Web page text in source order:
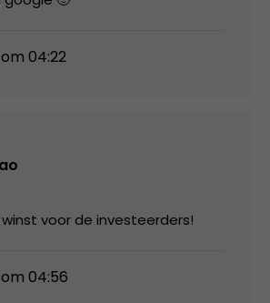
04:22
voor de investeerders!
04:56